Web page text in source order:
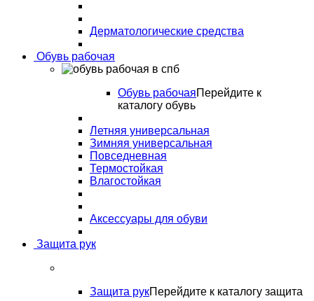
Дерматологические средства
Обувь рабочая
Обувь рабочаяПерейдите к
каталогу обувь
Летняя универсальная
Зимняя универсальная
Повседневная
Термостойкая
Влагостойкая
Аксессуары для обуви
Защита рук
Защита рукПерейдите к каталогу защита